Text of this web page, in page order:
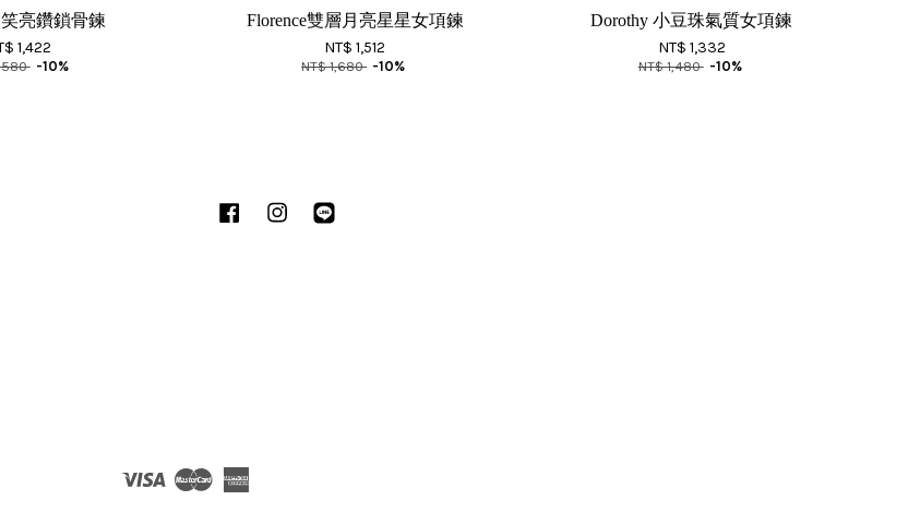
亮鑽鎖骨鍊
1,422
-10%
Florence雙層月亮星星女項鍊
NT$ 1,512
NT$ 1,680 -10%
Dorothy 小豆珠氣質女項鍊
NT$ 1,332
NT$ 1,480 -10%
Facebook Instagram
Visa Master